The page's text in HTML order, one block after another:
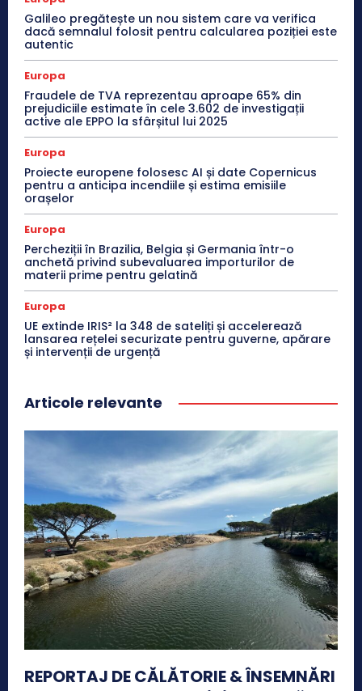
Galileo pregătește un nou sistem care va verifica
dacă semnalul folosit pentru calcularea poziției este
autentic
Europa
Fraudele de TVA reprezentau aproape 65% din
prejudiciile estimate în cele 3.602 de investigații
active ale EPPO la sfârșitul lui 2025
Europa
Proiecte europene folosesc AI și date Copernicus
pentru a anticipa incendiile și estima emisiile
orașelor
Europa
Percheziții în Brazilia, Belgia și Germania într-o
anchetă privind subevaluarea importurilor de
materii prime pentru gelatină
Europa
UE extinde IRIS² la 348 de sateliți și accelerează
lansarea rețelei securizate pentru guverne, apărare
și intervenții de urgență
Articole relevante
REPORTAJ DE CĂLĂTORIE & ÎNSEMNĂRI